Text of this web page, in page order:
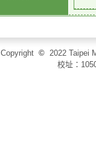
Copyright © 2022 Taipei
校址：